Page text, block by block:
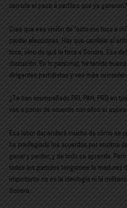
cerrarle el paso a perfiles que ya ganaron?
Creo que esa visión de “esto me toca a
perder elecciones. Hay que cambiar el
toca, sino de qué le toca a Sonora. Esa
discusión. En lo personal, he tenido
dirigentes partidistas y veo más
¿Te han acompañado PRI, PAN, PRD en
vas a poner de acuerdo con ellos si
Esa labor dependerá mucho de cómo se
he privilegiado los acuerdos por encima
ganar y perder, y de todo se aprende.
todos los partidos tengamos la madurez
importante no es la ideología ni la
Sonora.